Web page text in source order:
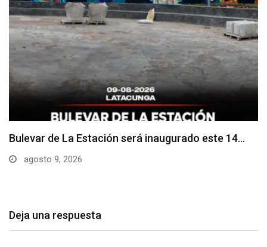
Adoquines levantados generan preocupación en
dos vías de…
Deja una respuesta